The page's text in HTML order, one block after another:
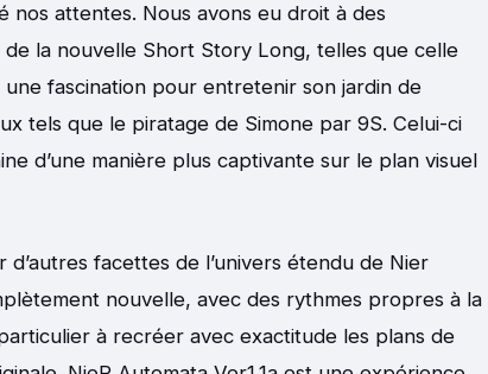
nos attentes. Nous avons eu droit à des
de la nouvelle Short Story Long, telles que celle
une fascination pour entretenir son jardin de
tels que le piratage de Simone par 9S. Celui-ci
d’une manière plus captivante sur le plan visuel
d’autres facettes de l’univers étendu de Nier
nouvelle, avec des rythmes propres à la
à recréer avec exactitude les plans de